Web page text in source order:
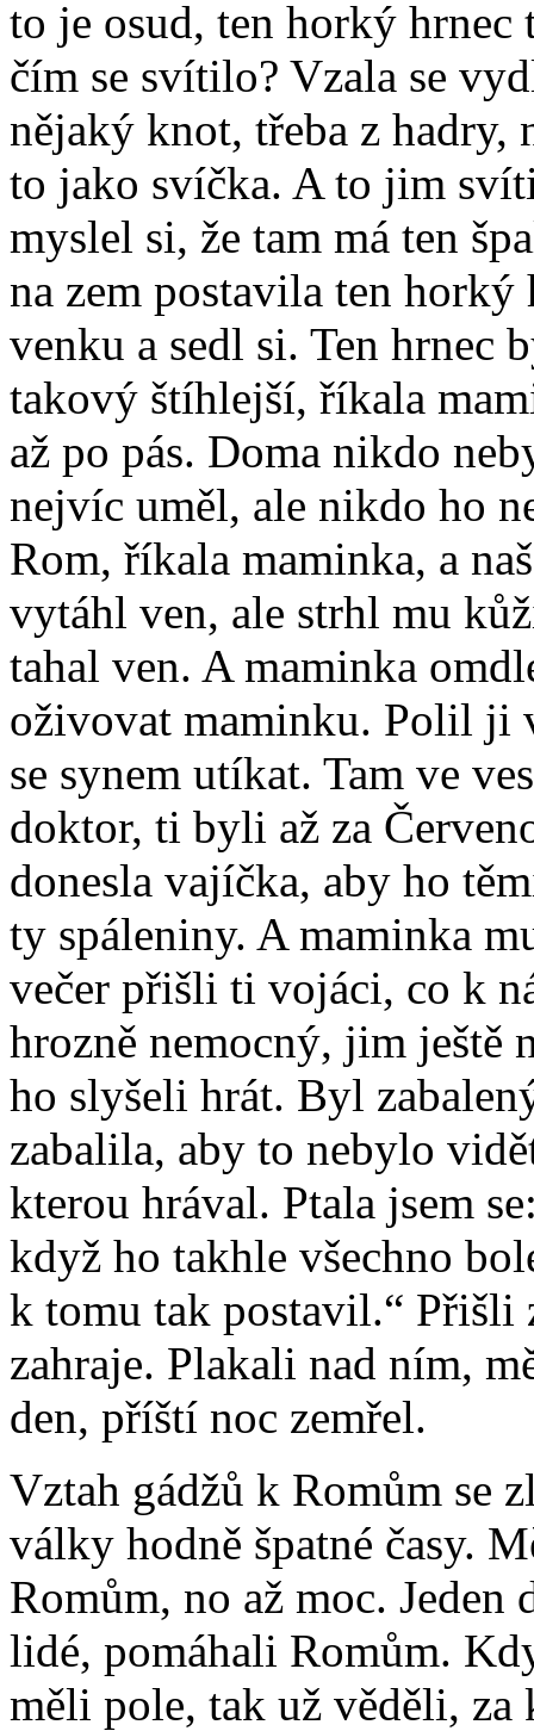
to je osud, ten horký
čím se svítilo? Vzala se
nějaký knot, třeba z hadry,
to jako svíčka. A to jim
myslel si, že tam má ten
na zem postavila ten
venku a sedl si. Ten
takový štíhlejší, říkala
až po pás. Doma nikdo
nejvíc uměl, ale nikdo ho
Rom, říkala maminka, a
vytáhl ven, ale strhl mu
tahal ven. A maminka
oživovat maminku. Polil ji
se synem utíkat. Tam ve
doktor, ti byli až za
donesla vajíčka, aby ho
ty spáleniny. A maminka
večer přišli ti vojáci, co k
hrozně nemocný, jim ještě
ho slyšeli hrát. Byl
zabalila, aby to nebylo
kterou hrával. Ptala jsem
když ho takhle všechno
k tomu tak postavil.“
zahraje. Plakali nad ním,
den, příští noc zemřel.
Vztah gádžů k Romům se
války hodně špatné časy.
Romům, no až moc.
lidé, pomáhali Romům.
měli pole, tak už věděli,